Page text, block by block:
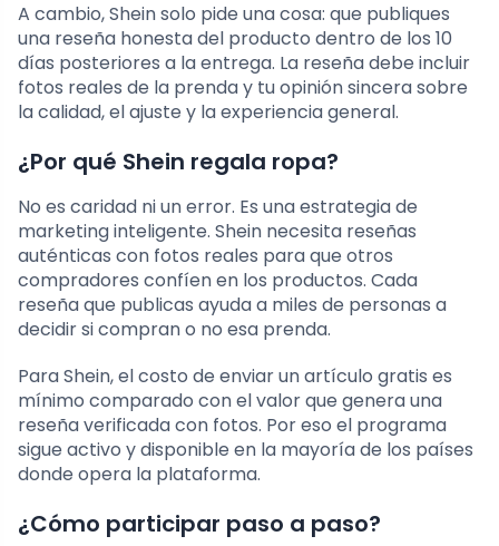
A cambio, Shein solo pide una cosa: que publiques
una reseña honesta del producto dentro de los 10
días posteriores a la entrega. La reseña debe incluir
fotos reales de la prenda y tu opinión sincera sobre
la calidad, el ajuste y la experiencia general.
¿Por qué Shein regala ropa?
No es caridad ni un error. Es una estrategia de
marketing inteligente. Shein necesita reseñas
auténticas con fotos reales para que otros
compradores confíen en los productos. Cada
reseña que publicas ayuda a miles de personas a
decidir si compran o no esa prenda.
Para Shein, el costo de enviar un artículo gratis es
mínimo comparado con el valor que genera una
reseña verificada con fotos. Por eso el programa
sigue activo y disponible en la mayoría de los países
donde opera la plataforma.
¿Cómo participar paso a paso?